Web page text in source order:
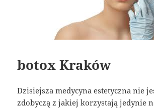
botox Kraków
Dzisiejsza medycyna estetyczna nie
zdobyczą z jakiej korzystają jedynie